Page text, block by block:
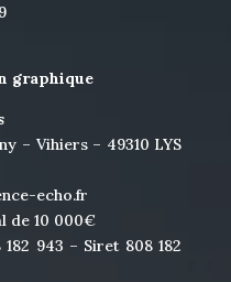
graphique
– Vihiers – 49310 LYS
echo.fr
de 10 000€
943 – Siret 808 182